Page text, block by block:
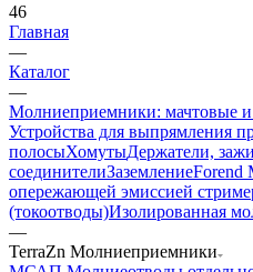
46
Главная
—
Каталог
—
Молниеприемники: мачтовые
Устройства для выпрямления
полосыХомутыДержатели,
соединителиЗаземление
опережающей эмиссией
(токоотводы)Изолированная
—
TerraZn Молниеприемники